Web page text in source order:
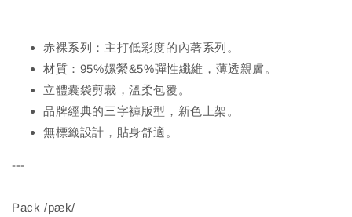
赤裸系列：主打低彩度的內著系列。
材質：95%嫘縈&5%彈性纖維，薄透親膚。
立體囊袋剪裁，溫柔包覆。
品牌經典的三字褲版型，新色上架。
無標籤設計，貼身舒適。
---
Pack /pæk/